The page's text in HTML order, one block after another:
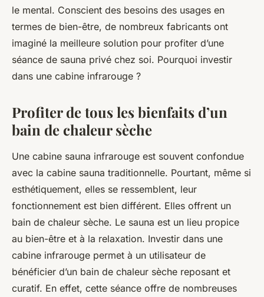
le mental. Conscient des besoins des usages en
termes de bien-être, de nombreux fabricants ont
imaginé la meilleure solution pour profiter d’une
séance de sauna privé chez soi. Pourquoi investir
dans une cabine infrarouge ?
Profiter de tous les bienfaits d’un
bain de chaleur sèche
Une cabine sauna infrarouge est souvent confondue
avec la cabine sauna traditionnelle. Pourtant, même si
esthétiquement, elles se ressemblent, leur
fonctionnement est bien différent. Elles offrent un
bain de chaleur sèche. Le sauna est un lieu propice
au bien-être et à la relaxation. Investir dans une
cabine infrarouge permet à un utilisateur de
bénéficier d’un bain de chaleur sèche reposant et
curatif. En effet, cette séance offre de nombreuses